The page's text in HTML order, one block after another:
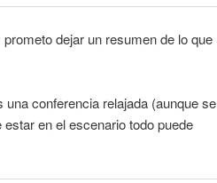
dejar un resumen de lo que
conferencia relajada (aunque se
en el escenario todo puede